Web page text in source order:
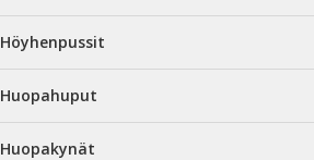
Höyhenpussit
Huopahuput
Huopakynät